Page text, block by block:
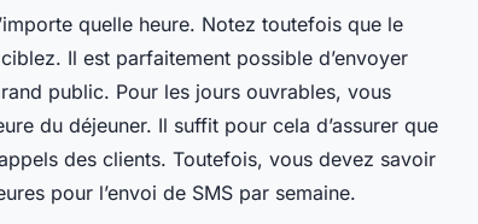
quelle heure. Notez toutefois que le
Il est parfaitement possible d’envoyer
public. Pour les jours ouvrables, vous
du déjeuner. Il suffit pour cela d’assurer que
des clients. Toutefois, vous devez savoir
pour l’envoi de SMS par semaine.